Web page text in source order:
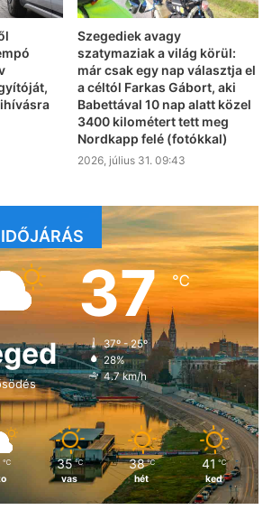
Szegediek avagy
szatymaziak a világ körül:
már csak egy nap választja el
a céltól Farkas Gábort, aki
Babettával 10 nap alatt közel
3400 kilométert tett meg
Nordkapp felé (fotókkal)
2026, július 31. 09:43
37℃
37º - 25º
28%
4.7 km/h
℃ 35 ℃
vas
38 ℃
hét
41 ℃
ked